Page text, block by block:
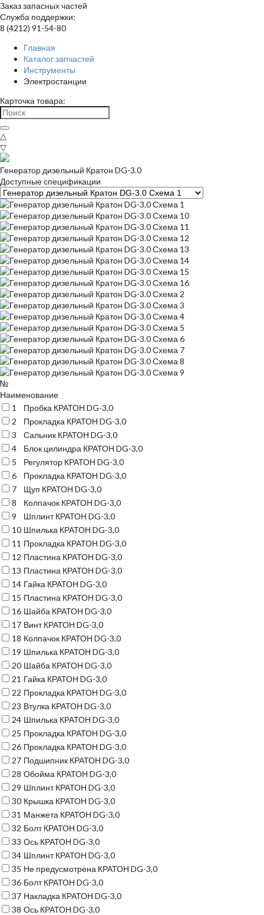
Заказ запасных частей
Служба поддержки:
8 (4212) 91-54-80
Главная
Каталог запчастей
Инструменты
Электростанции
Карточка товара:
△
▽
Генератор дизельный Кратон DG-3.0
Доступные спецификации
№
Наименование
1
Пробка КРАТОН DG-3,0
2
Прокладка КРАТОН DG-3,0
3
Сальник КРАТОН DG-3,0
4
Блок цилиндра КРАТОН DG-3,0
5
Регулятор КРАТОН DG-3,0
6
Прокладка КРАТОН DG-3,0
7
Щуп КРАТОН DG-3,0
8
Колпачок КРАТОН DG-3,0
9
Шплинт КРАТОН DG-3,0
10 Шпилька КРАТОН DG-3,0
11 Прокладка КРАТОН DG-3,0
12 Пластина КРАТОН DG-3,0
13 Пластина КРАТОН DG-3,0
14 Гайка КРАТОН DG-3,0
15 Пластина КРАТОН DG-3,0
16 Шайба КРАТОН DG-3,0
17 Винт КРАТОН DG-3,0
18 Колпачок КРАТОН DG-3,0
19 Шпилька КРАТОН DG-3,0
20 Шайба КРАТОН DG-3,0
21 Гайка КРАТОН DG-3,0
22 Прокладка КРАТОН DG-3,0
23 Втулка КРАТОН DG-3,0
24 Шпилька КРАТОН DG-3,0
25 Прокладка КРАТОН DG-3,0
26 Прокладка КРАТОН DG-3,0
27 Подшипник КРАТОН DG-3,0
28 Обойма КРАТОН DG-3,0
29 Шплинт КРАТОН DG-3,0
30 Крышка КРАТОН DG-3,0
31 Манжета КРАТОН DG-3,0
32 Болт КРАТОН DG-3,0
33 Ось КРАТОН DG-3,0
34 Шплинт КРАТОН DG-3,0
35 Не предусмотрена КРАТОН DG-3,0
36 Болт КРАТОН DG-3,0
37 Накладка КРАТОН DG-3,0
38 Ось КРАТОН DG-3,0